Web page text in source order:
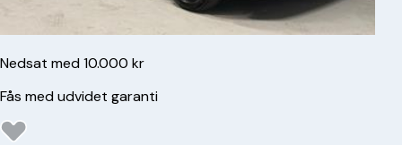
Nedsat med 10.000 kr
Fås med udvidet garanti